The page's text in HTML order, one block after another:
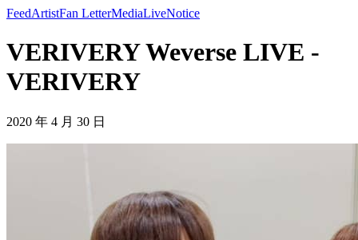
FeedArtistFan LetterMediaLiveNotice
VERIVERY Weverse LIVE -
VERIVERY
2020 年 4 月 30 日